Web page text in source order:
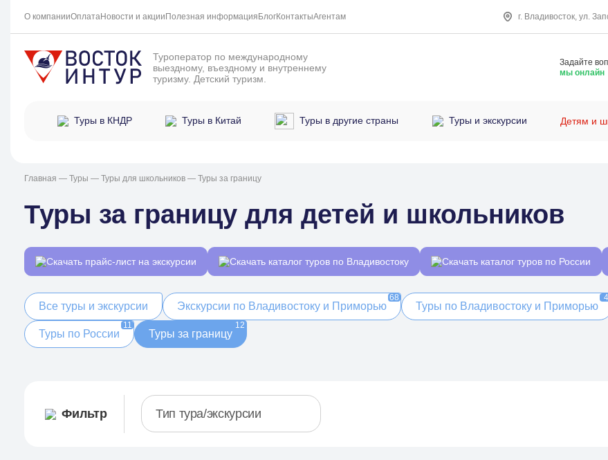
О компанииОплатаНовости и акции Полезная информация БлогКонтактыАгентам г. Владивосток, ул.
Туроператор по международному
выездному, въездному и внутреннему
туризму. Детский туризм.
Задайте
мы онлайн
Туры в КНДР Туры в Китай Туры в другие страны Туры и экскурсии Детям и
Главная — Туры — Туры для школьников — Туры за границу
Туры за границу для детей и школьников
Скачать прайс-лист на экскурсии Скачать каталог туров по Владивостоку Скачать каталог туров по России
Все туры и экскурсии Экскурсии по Владивостоку и Приморью
68
Туры по Владивостоку и Приморью
4
Туры по России
11
Туры за границу
12
Фильтр Тип тура/экскурсии